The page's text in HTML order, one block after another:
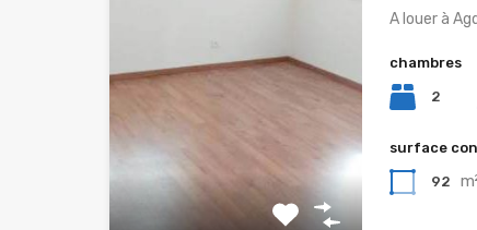
A louer à
chambres
2
surface
92